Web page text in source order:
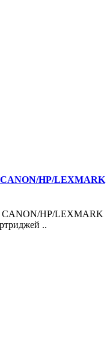
HP/LEXMARK
HP/LEXMARK
..